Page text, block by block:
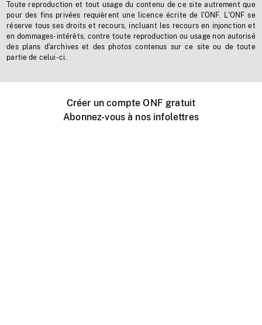
Toute reproduction et tout usage du contenu de ce site autrement que
pour des fins privées requièrent une licence écrite de l'ONF. L'ONF se
réserve tous ses droits et recours, incluant les recours en injonction et
en dommages-intérêts, contre toute reproduction ou usage non autorisé
des plans d'archives et des photos contenus sur ce site ou de toute
partie de celui-ci.
Créer un compte ONF gratuit
Abonnez-vous à nos infolettres